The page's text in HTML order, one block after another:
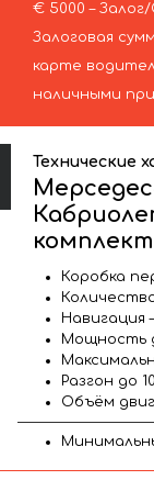
€ 5000 –
Залоговая
карте
наличными
Технические
Коробка
Навигация
Мощность
Разгон до
Объём